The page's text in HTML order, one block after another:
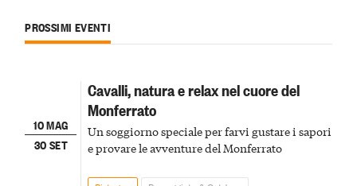
PROSSIMI EVENTI
10 MAG
30 SET
Cavalli, natura e relax nel cuore del
Monferrato
Un soggiorno speciale per farvi gustare i sapori
e provare le avventure del Monferrato